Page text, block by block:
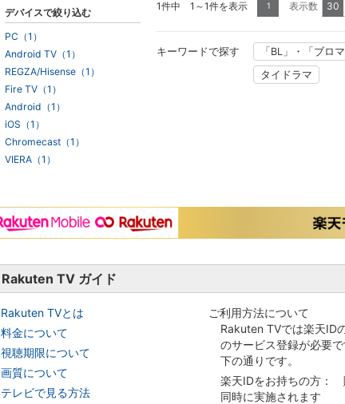
1件中 1～1件を表示 1 表示数 30
キーワードで探す 「BL」・「ブロ
タイドラマ
デバイスで絞り込む
PC（1）
Android TV（1）
REGZA/Hisense（1）
Fire TV（1）
Android（1）
iOS（1）
Chromecast（1）
VIERA（1）
Rakuten TV ガイド
Rakuten TVとは
料金について
視聴期限について
画質について
テレビで見る方法
ご利用方法について
Rakuten TVでは楽天ID
のサービス登録が必要
下の通りです。
楽天IDをお持ちの方：
同時に実施されます